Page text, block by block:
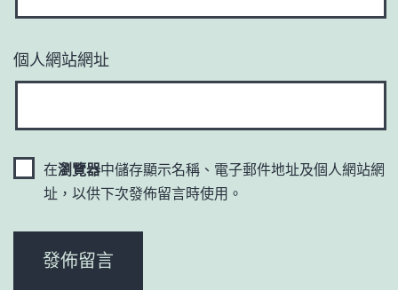
個人網站網址
在瀏覽器中儲存顯示名稱、電子郵件地址及個人網站網
址，以供下次發佈留言時使用。